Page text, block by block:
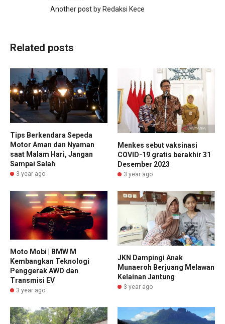
Another post by Redaksi Kece
Related posts
Tips Berkendara Sepeda
Motor Aman dan Nyaman
saat Malam Hari, Jangan
Sampai Salah
3 year ago
Menkes sebut vaksinasi
COVID-19 gratis berakhir 31
Desember 2023
3 year ago
Moto Mobi | BMW M
Kembangkan Teknologi
Penggerak AWD dan
Transmisi EV
3 year ago
JKN Dampingi Anak
Munaeroh Berjuang Melawan
Kelainan Jantung
3 year ago